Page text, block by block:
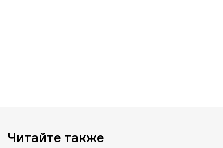
Читайте также